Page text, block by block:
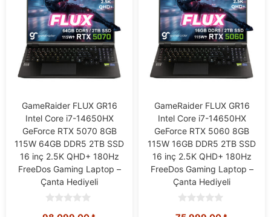
GameRaider FLUX GR16
Intel Core i7-14650HX
GeForce RTX 5070 8GB
115W 64GB DDR5 2TB SSD
16 inç 2.5K QHD+ 180Hz
FreeDos Gaming Laptop –
Çanta Hediyeli
GameRaider FLUX GR16
Intel Core i7-14650HX
GeForce RTX 5060 8GB
115W 16GB DDR5 2TB SSD
16 inç 2.5K QHD+ 180Hz
FreeDos Gaming Laptop –
Çanta Hediyeli